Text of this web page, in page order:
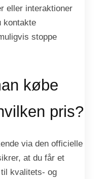
eller interaktioner
kontakte
stoppe
købe
pris?
via den officielle
at du får et
kvalitets- og